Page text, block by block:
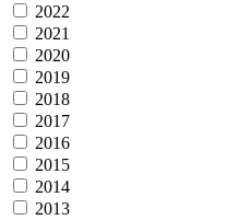
2022
2021
2020
2019
2018
2017
2016
2015
2014
2013